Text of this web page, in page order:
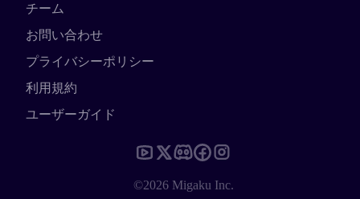
チーム
お問い合わせ
プライバシーポリシー
利用規約
ユーザーガイド
©2026 Migaku Inc.